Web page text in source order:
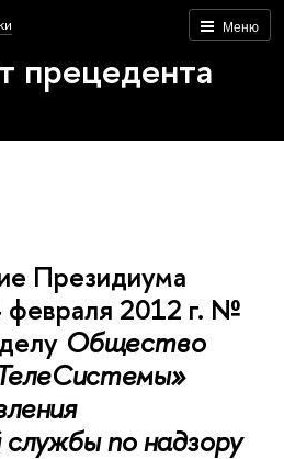
Меню
прецедента
Президиума
2012 г. №
Общество
по надзору